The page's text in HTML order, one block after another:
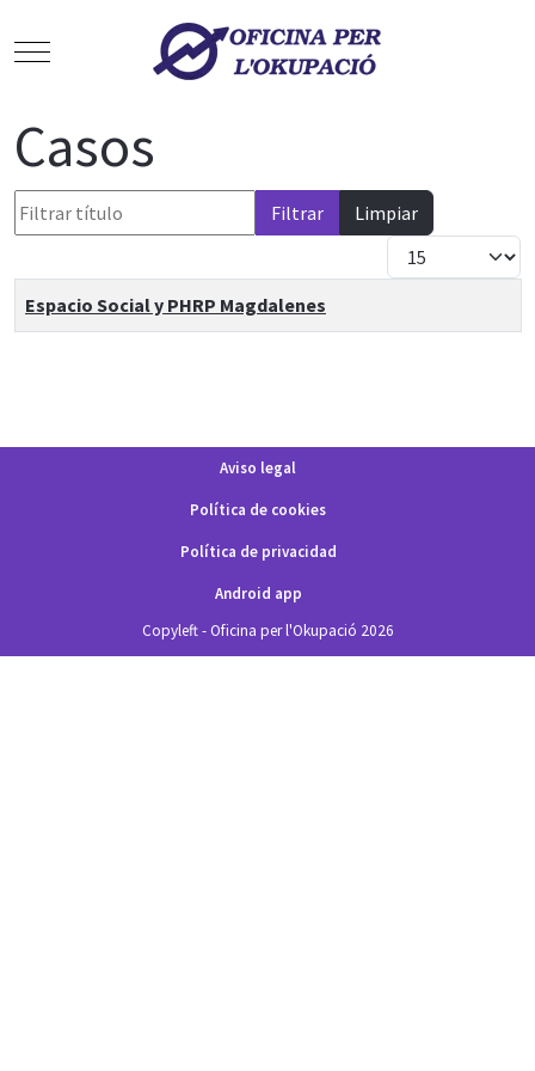
Mobile Menu Toggle
Casos
Filtrar título Filtrar
Limpiar
Cantidad a
Tabla de artículos
Title
Espacio Social y PHRP Magdalenes
Aviso legal
Política de cookies
Política de privacidad
Android app
Copyleft - Oficina per l'Okupació 2026